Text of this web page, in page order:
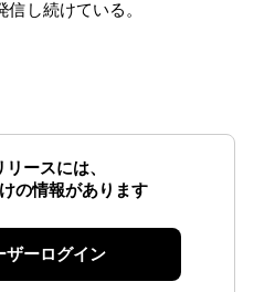
し続けている。
ースには、
の情報があります
ザーログイン